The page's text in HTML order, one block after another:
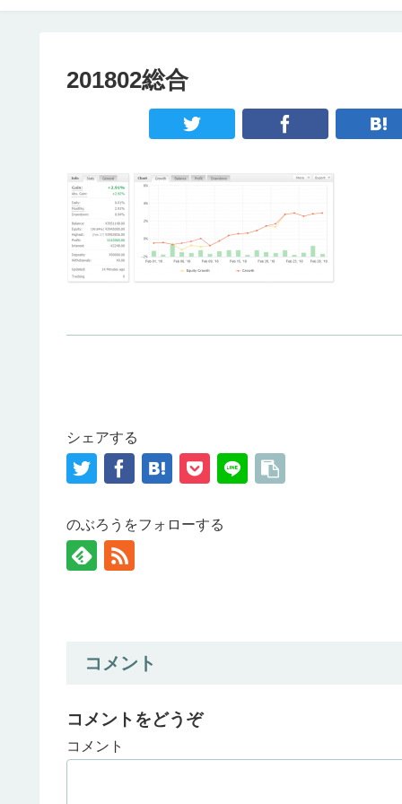
201802総合
シェアする
のぶろうをフォローする
コメント
コメントをどうぞ
コメント